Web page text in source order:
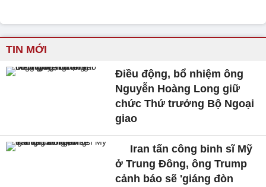
TIN MỚI
Điều động, bổ nhiệm ông
Nguyễn Hoàng Long giữ
chức Thứ trưởng Bộ Ngoại
giao
Iran tấn công binh sĩ Mỹ
ở Trung Đông, ông Trump
cảnh báo sẽ 'giáng đòn